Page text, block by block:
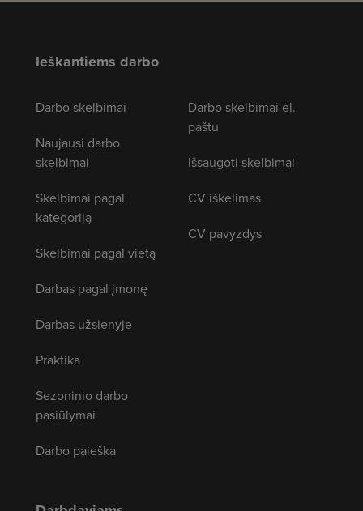
Ieškantiems darbo
Darbo skelbimai
Naujausi darbo
skelbimai
Skelbimai pagal
kategoriją
Skelbimai pagal vietą
Darbas pagal įmonę
Darbas užsienyje
Praktika
Sezoninio darbo
pasiūlymai
Darbo paieška
Darbo skelbimai el.
paštu
Išsaugoti skelbimai
CV iškėlimas
CV pavyzdys